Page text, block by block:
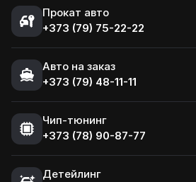
Прокат авто
+373 (79) 75-22-22
Авто на заказ
+373 (79) 48-11-11
Чип-тюнинг
+373 (78) 90-87-77
Детейлинг